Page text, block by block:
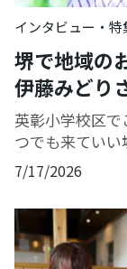
インタビュー・特
堺で地域の
伊藤みどり
英彰小学校区
つでも来ていい
7/17/2026